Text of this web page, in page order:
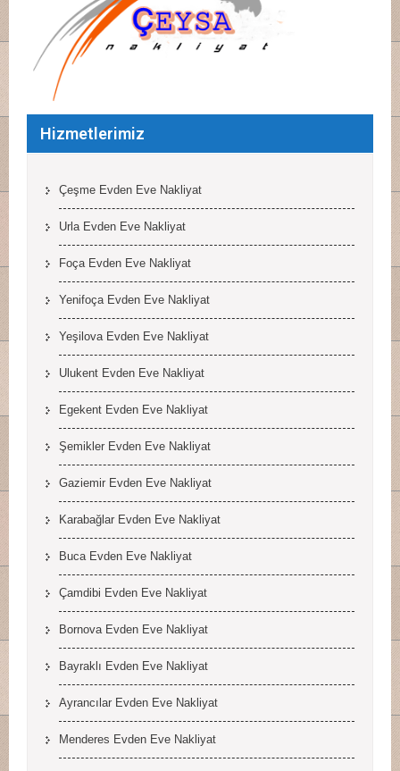
Hizmetlerimiz
Çeşme Evden Eve Nakliyat
Urla Evden Eve Nakliyat
Foça Evden Eve Nakliyat
Yenifoça Evden Eve Nakliyat
Yeşilova Evden Eve Nakliyat
Ulukent Evden Eve Nakliyat
Egekent Evden Eve Nakliyat
Şemikler Evden Eve Nakliyat
Gaziemir Evden Eve Nakliyat
Karabağlar Evden Eve Nakliyat
Buca Evden Eve Nakliyat
Çamdibi Evden Eve Nakliyat
Bornova Evden Eve Nakliyat
Bayraklı Evden Eve Nakliyat
Ayrancılar Evden Eve Nakliyat
Menderes Evden Eve Nakliyat